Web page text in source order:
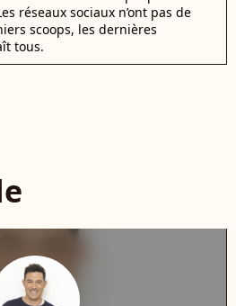
réseaux sociaux n’ont pas de
scoops, les dernières
tous.